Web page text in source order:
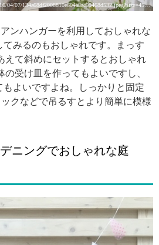
引用: https://img.kurashinista.jp/get/2016/04/07/134a68df2008810e604a8ac59468d532.jpeg?size=450&v=1
ンハンガーを利用しておしゃれな
みるのもおしゃれです。まっす
えて斜めにセットするとおしゃれ
受け皿を作ってもよいですし、
よいですよね。しっかりと固定
クなどで吊るすとより簡単に模様
ニングでおしゃれな庭